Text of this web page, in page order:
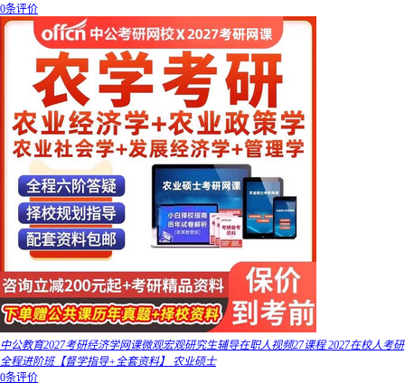
0条评价
中公教育2027考研经济学网课微观宏观研究生辅导在职人视频27课程 2027在校人考研
全程进阶班【督学指导+全套资料】 农业硕士
0条评价